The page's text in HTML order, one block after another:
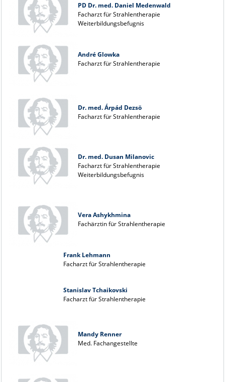
PD Dr. med. Daniel Medenwald
Facharzt für Strahlentherapie
Weiterbildungsbefugnis
André Glowka
Facharzt für Strahlentherapie
Dr. med. Árpád Dezsö
Facharzt für Strahlentherapie
Dr. med. Dusan Milanovic
Facharzt für Strahlentherapie
Weiterbildungsbefugnis
Vera Ashykhmina
Fachärztin für Strahlentherapie
Frank Lehmann
Facharzt für Strahlentherapie
Stanislav Tchaikovski
Facharzt für Strahlentherapie
Mandy Renner
Med. Fachangestellte